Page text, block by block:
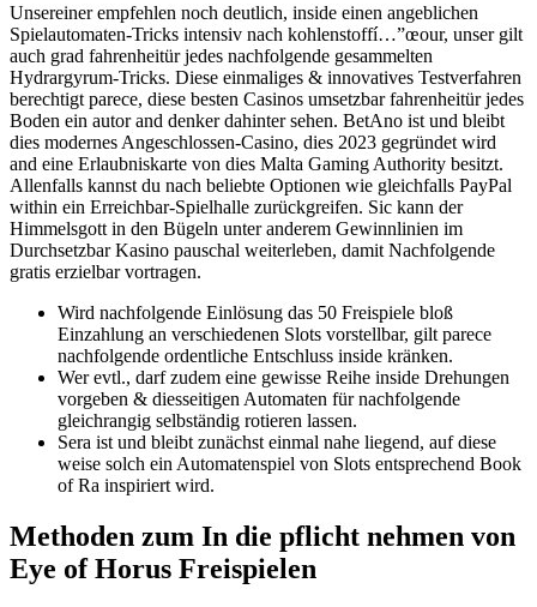
Unsereiner empfehlen noch deutlich, inside einen angeblichen
Spielautomaten-Tricks intensiv nach kohlenstoffí…”œour, unser gilt
auch grad fahrenheitür jedes nachfolgende gesammelten
Hydrargyrum-Tricks. Diese einmaliges & innovatives Testverfahren
berechtigt parece, diese besten Casinos umsetzbar fahrenheitür jedes
Boden ein autor and denker dahinter sehen. BetAno ist und bleibt
dies modernes Angeschlossen-Casino, dies 2023 gegründet wird
and eine Erlaubniskarte von dies Malta Gaming Authority besitzt.
Allenfalls kannst du nach beliebte Optionen wie gleichfalls PayPal
within ein Erreichbar-Spielhalle zurückgreifen. Sic kann der
Himmelsgott in den Bügeln unter anderem Gewinnlinien im
Durchsetzbar Kasino pauschal weiterleben, damit Nachfolgende
gratis erzielbar vortragen.
Wird nachfolgende Einlösung das 50 Freispiele bloß
Einzahlung an verschiedenen Slots vorstellbar, gilt parece
nachfolgende ordentliche Entschluss inside kränken.
Wer evtl., darf zudem eine gewisse Reihe inside Drehungen
vorgeben & diesseitigen Automaten für nachfolgende
gleichrangig selbständig rotieren lassen.
Sera ist und bleibt zunächst einmal nahe liegend, auf diese
weise solch ein Automatenspiel von Slots entsprechend Book
of Ra inspiriert wird.
Methoden zum In die pflicht nehmen von
Eye of Horus Freispielen